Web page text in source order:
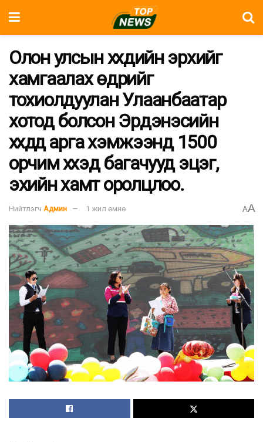
Олон улсын хүүхдийн эрхийг
хамгаалах өдрийг
тохиолдуулан Улаанбаатар
хотод болсон Эрдэнэсийн
хүүхдүүд арга хэмжээнд 1500
орчим хүүхэд багачууд эцэг,
эхийн хамт оролцлоо.
Нийтлэгч Админ 1 жил өмнө AA